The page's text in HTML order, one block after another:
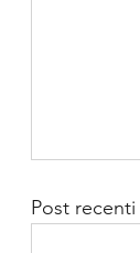
Post recenti